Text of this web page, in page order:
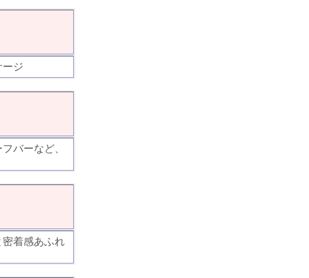
ージ
バーなど、
着感あふれ